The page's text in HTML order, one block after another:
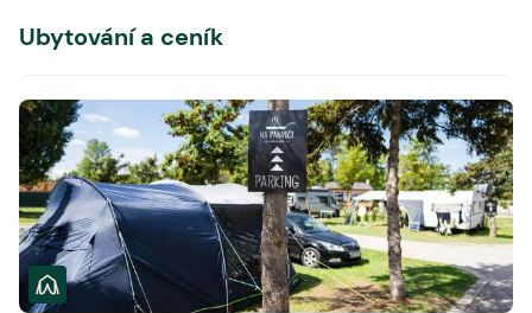
Ubytování a ceník